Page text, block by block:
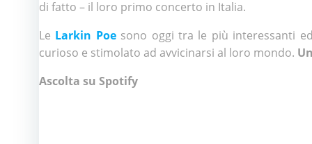
di fatto – il loro primo concerto in Italia.
Le Larkin Poesono oggi tra le più interessanti
curioso e stimolato ad avvicinarsi al loro mondo.
Ascolta su Spotify